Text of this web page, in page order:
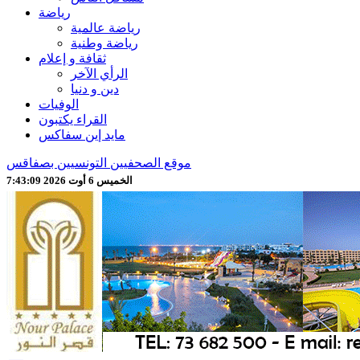
رياضة
رياضة عالمية
رياضة وطنية
ثقافة و إعلام
الرأي الآخر
دين و دنيا
الوفيات
القراء يكتبون
مايد إين سفاكس
موقع الصحفيين التونسيين بصفاقس
الخميس 6 أوت 2026 7:43:11